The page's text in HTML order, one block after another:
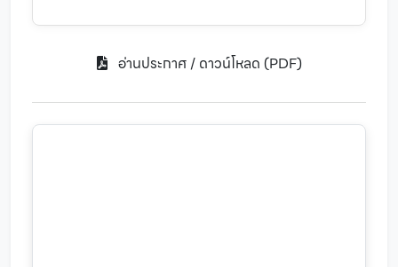
อ่านประกาศ / ดาวน์โหลด (PDF)